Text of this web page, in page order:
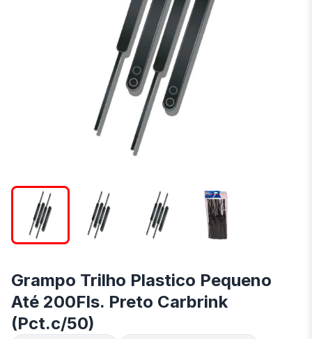
Grampo Trilho Plastico Pequeno
Até 200Fls. Preto Carbrink
(Pct.c/50)